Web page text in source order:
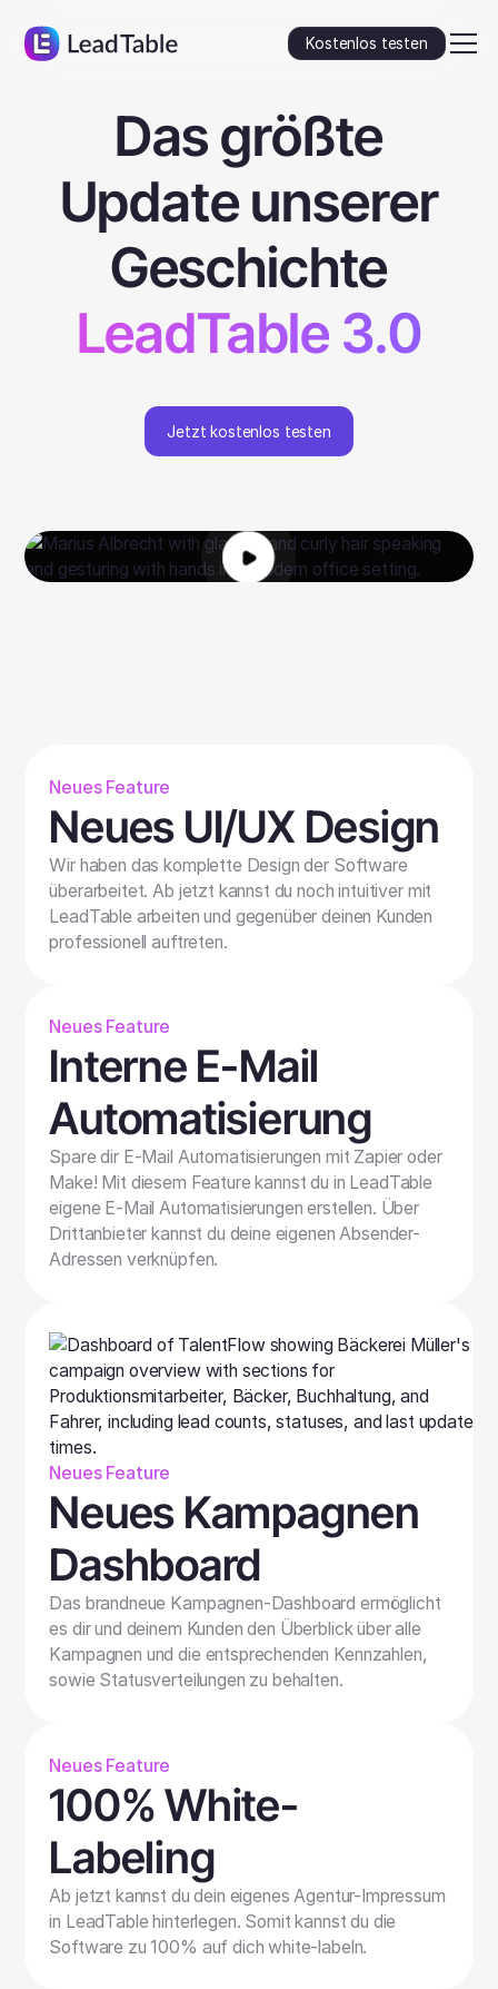
Kostenlos testen
Das größte
Update unserer
Geschichte
LeadTable 3.0
Jetzt kostenlos testen
Neues Feature
Neues UI/UX Design
Wir haben das komplette Design der Software
überarbeitet. Ab jetzt kannst du noch intuitiver mit
LeadTable arbeiten und gegenüber deinen Kunden
professionell auftreten.
Neues Feature
Interne E-Mail
Automatisierung
Spare dir E-Mail Automatisierungen mit Zapier oder
Make! Mit diesem Feature kannst du in LeadTable
eigene E-Mail Automatisierungen erstellen. Über
Drittanbieter kannst du deine eigenen Absender-
Adressen verknüpfen.
Neues Feature
Neues Kampagnen
Dashboard
Das brandneue Kampagnen-Dashboard ermöglicht
es dir und deinem Kunden den Überblick über alle
Kampagnen und die entsprechenden Kennzahlen,
sowie Statusverteilungen zu behalten.
Neues Feature
100% White-
Labeling
Ab jetzt kannst du dein eigenes Agentur-Impressum
in LeadTable hinterlegen. Somit kannst du die
Software zu 100% auf dich white-labeln.